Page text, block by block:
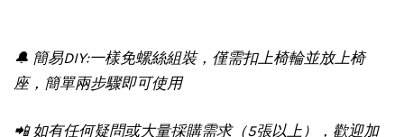
🔔 簡易DIY:一樣免螺絲組裝，僅需扣上椅輪並放上椅
座，簡單兩步驟即可使用
📲 如有任何疑問或大量採購需求（5張以上），歡迎加